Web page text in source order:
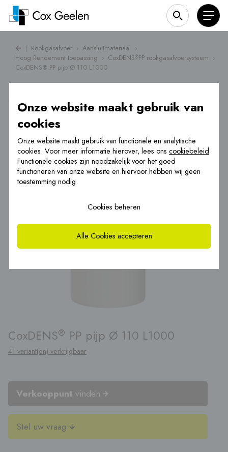
| Rookgasafvoer › Aansluitmateriaal ›
Hoog Rendement toepassing › CoxDENS®PP rookgasafvoersysteem ›
CoxDENS® PP pijp Ø 110 L1000
CoxDENS® PP pijp Ø 110 L1000
41 variant(en) verkrijgbaar
Verkooppunt vinden
Stel uw vraag
Onze website maakt gebruik van
cookies
Onze website maakt gebruik van functionele en analytische
cookies. Voor meer informatie hierover, lees ons cookiebeleid
Functionele cookies zijn noodzakelijk voor het goed
functioneren van onze website en hiervoor hebben wij geen
toestemming nodig.
Cookies beheren
Alle Cookies accepteren